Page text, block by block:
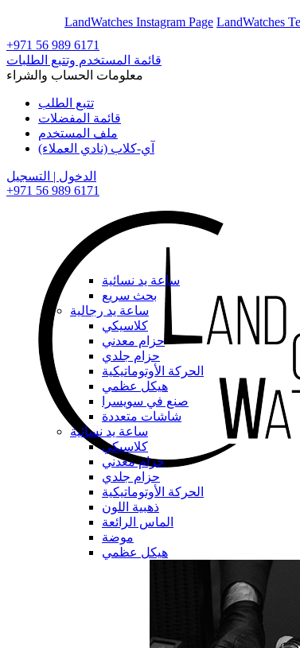
LandWatches Instagram Page LandWatches
+971 56 989 6171
قائمة المستخدم وتتبع الطلبات
معلومات الحساب والشراء
تتبع الطلب
قائمة المفضلات
ملف المستخدم
آي-كلاب (نادي العملاء)
الدخول | التسجيل
+971 56 989 6171
ساعة يد نسائية
بحث سريع
ساعة يد رجالية
كلاسيكي
حزام معدني
حزام جلدي
الحركة الأوتوماتيكية
هيكل عظمي
صنع في سويسرا
شاشات متعددة
ساعة يد نسائية
كلاسيكي
حزام معدني
حزام جلدي
الحركة الأوتوماتيكية
ذهبية اللون
الماس الرائعة
موضة
هيكل عظمي